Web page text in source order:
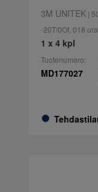
3M UNITEK|
-20T/0Of, 018
1 x 4 kpl
Tuotenumero:
MD177027